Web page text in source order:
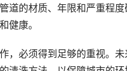
道的材质、年限和严重程
健康。
，必须得到足够的重视。